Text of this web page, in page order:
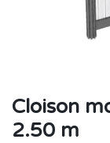
Cloison
2.50 m